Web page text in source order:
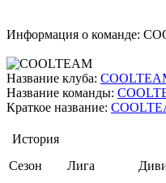
Информация о команде:
Название клуба:
Название команды:
Краткое название:
История
Сезон
Лига